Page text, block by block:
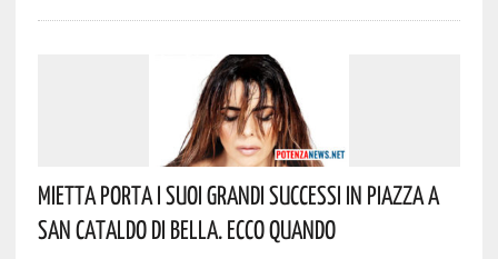
Mietta Porta I Suoi Grandi Successi In Piazza A
San Cataldo Di Bella. Ecco Quando